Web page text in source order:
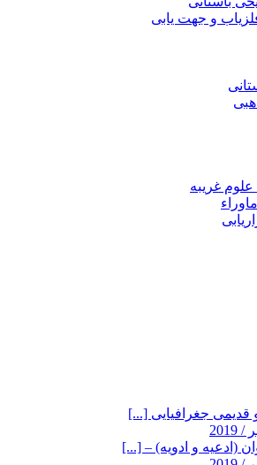
و جهت یابی
غریبه
قدیمی جغرافیایی [...]
(ادعیه و ادویه) – [...]